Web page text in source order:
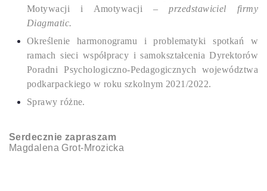
Motywacji i Amotywacji –przedstawiciel firmy
Diagmatic.
Określenie harmonogramu i problematyki spotkań w
ramach sieci współpracy i samokształcenia Dyrektorów
Poradni Psychologiczno-Pedagogicznych województwa
podkarpackiego w roku szkolnym 2021/2022.
Sprawy różne.
Serdecznie zapraszam
Magdalena Grot-Mrozicka